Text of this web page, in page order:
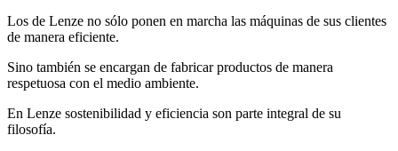
Los de Lenze no sólo ponen en marcha las máquinas de sus clientes
de manera eficiente.
Sino también se encargan de fabricar productos de manera
respetuosa con el medio ambiente.
En Lenze sostenibilidad y eficiencia son parte integral de su
filosofía.